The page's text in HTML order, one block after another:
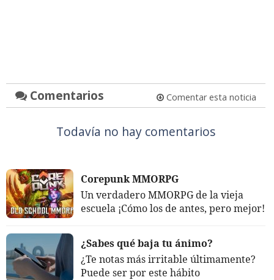
Comentarios Comentar esta noticia
Todavía no hay comentarios
Corepunk MMORPG
Un verdadero MMORPG de la vieja
escuela ¡Cómo los de antes, pero mejor!
¿Sabes qué baja tu ánimo?
¿Te notas más irritable últimamente?
Puede ser por este hábito